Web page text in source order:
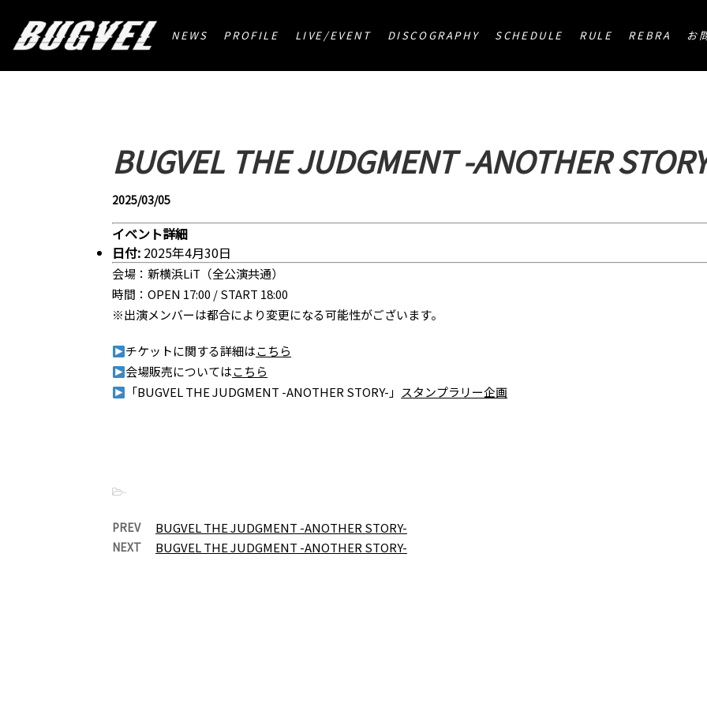
NEWS PROFILE LIVE/EVENT DISCOGRAPHY SCHEDULE RULE REBRA お
HOME> BUGVEL THE JUDGMENT -ANOTHER STORY-
BUGVEL THE JUDGMENT -ANOTHER
2025/03/05
イベント詳細
日付: 2025年4月30日
会場：新横浜LiT（全公演共通）
時間：OPEN 17:00 / START 18:00
※出演メンバーは都合により変更になる可能性がございます。
チケットに関する詳細はこちら
会場販売についてはこちら
「BUGVEL THE JUDGMENT -ANOTHER STORY-」 スタンプラリー企画
-
PREV BUGVEL THE JUDGMENT -ANOTHER STORY-
NEXT BUGVEL THE JUDGMENT -ANOTHER STORY-